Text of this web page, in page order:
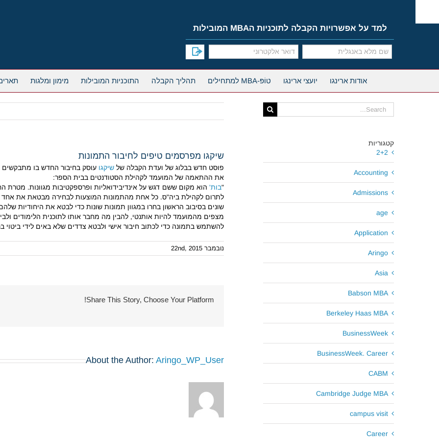
content
למד על אפשרויות הקבלה לתוכניות הMBA המובילות
אודות ארינגו יועצי ארינגו טוֹפּ-MBA למתחילים תהליך הקבלה התוכניות המובילות מימון ומלגות
שיקגו מפרסמים טיפים לחיבור התמונות
פוסט חדש בבלוג של ועדת הקבלה של שיקגו עוסק בחיבור החדש בו
את ההתאמה של המועמד לקהילת הסטודנטים בבית הספר:
"בות'הוא מקום ששם דגש על אינדיבידואליות ופרספקטיבות מגוונות. מטרת
לתרום לקהילת ביה"ס. כל אחת מהתמונות המוצעות לבחירה מבטאת את אחד
שונים בסיבוב הראשון בחרו במגוון תמונות שונות כדי לבטא את היחודיות
מצפים מהמועמד להיות אותנטי, להבין מה מחבר אותו לתוכנית הלימודים
להשתמש בתמונה כדי לכתוב חיבור אישי ולבטא צדדים שלא באים לידי ביטוי
נובמבר 22nd, 2015
Share This Story, Choose Your Platform!
About the Author:Aringo_WP_User
Search
for:
קטגוריות
2+2
Accounting
Admissions
age
Application
Aringo
Asia
Babson MBA
Berkeley Haas MBA
BusinessWeek
BusinessWeek. Career
CABM
Cambridge Judge MBA
campus visit
Career